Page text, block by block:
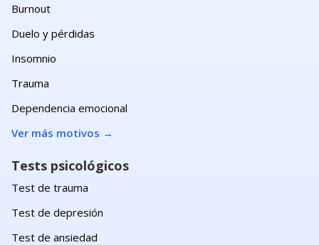
Burnout
Duelo y pérdidas
Insomnio
Trauma
Dependencia emocional
Ver más motivos →
Tests psicológicos
Test de trauma
Test de depresión
Test de ansiedad